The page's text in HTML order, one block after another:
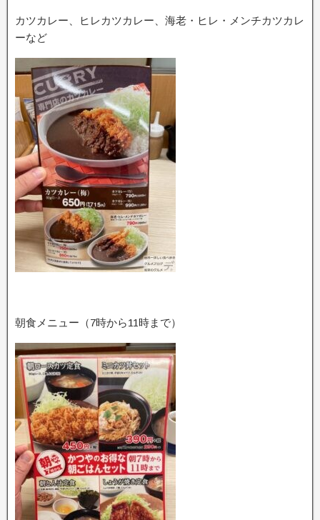
カツカレー、ヒレカツカレー、海老・ヒレ・メンチカツカレ
ーなど
朝食メニュー（7時から11時まで）